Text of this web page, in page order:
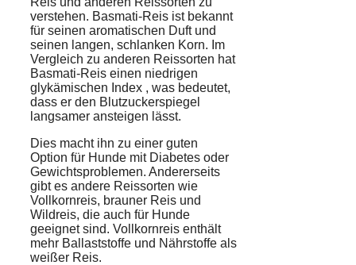
verstehen. Basmati-Reis ist bekannt
für seinen aromatischen Duft und
seinen langen, schlanken Korn. Im
Vergleich zu anderen Reissorten hat
Basmati-Reis einen niedrigen
glykämischen Index , was bedeutet,
dass er den Blutzuckerspiegel
langsamer ansteigen lässt.
Dies macht ihn zu einer guten
Option für Hunde mit Diabetes oder
Gewichtsproblemen. Andererseits
gibt es andere Reissorten wie
Vollkornreis, brauner Reis und
Wildreis, die auch für Hunde
geeignet sind. Vollkornreis enthält
mehr Ballaststoffe und Nährstoffe als
weißer Reis.